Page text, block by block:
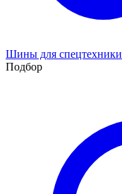
Шины для спецтехники
Подбор